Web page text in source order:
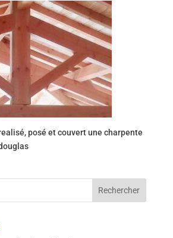
posé et couvert une charpente